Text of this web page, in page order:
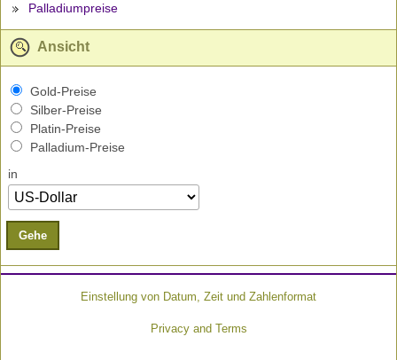
Palladiumpreise
Ansicht
Gold-Preise
Silber-Preise
Platin-Preise
Palladium-Preise
in
Gehe
Einstellung von Datum, Zeit und Zahlenformat
Privacy and Terms